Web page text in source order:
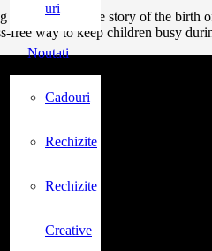
uri
Noutati
Cadouri
Rechizite
Rechizite
Creative
scenes telling the story of the birth
free way to keep children busy